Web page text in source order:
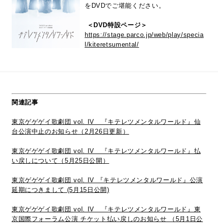
をDVDでご堪能ください。
＜DVD特設ページ＞
https://stage.parco.jp/web/play/specia
l/kiteretsumental/
関連記事
東京ゲゲゲイ歌劇団 vol. IV 『キテレツメンタルワールド』仙
台公演中止のお知らせ（2月26日更新）
東京ゲゲゲイ歌劇団 vol. IV 『キテレツメンタルワールド』払
い戻しについて（5月25日公開）
東京ゲゲゲイ歌劇団 vol. IV 『キテレツメンタルワールド』公演
延期につきまして (5月15日公開)
東京ゲゲゲイ歌劇団 vol. IV 『キテレツメンタルワールド』東
京国際フォーラム公演 チケット払い戻しのお知らせ （5月1日公